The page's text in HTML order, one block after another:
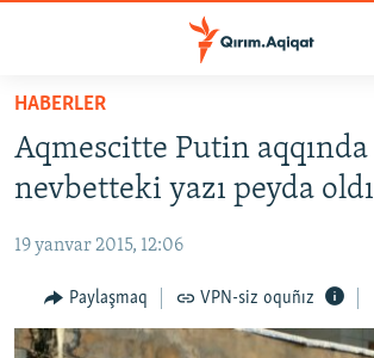
Esas
qaytmaq
Baş
qaytmaq
qaytmaq
SİYASET
CEMİYET
MEDENİYET
İNSAN AQLARI
HABERLER
Aqmescitte Putin aqqında
nevbetteki yazı peyda oldı
19 yanvar 2015, 12:06
Paylaşmaq VPN-siz oquñız